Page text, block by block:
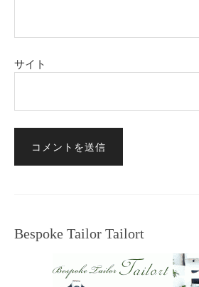
サイト
Bespoke Tailor Tailort